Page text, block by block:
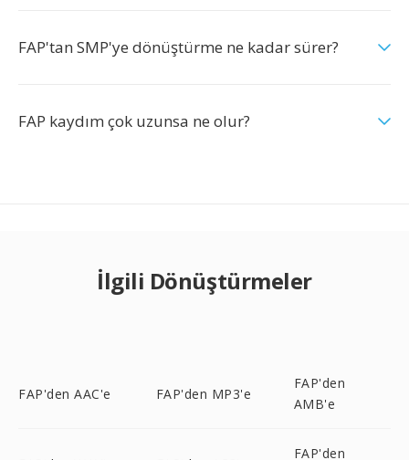
FAP'tan SMP'ye dönüştürme ne kadar sürer?
FAP kaydım çok uzunsa ne olur?
İlgili Dönüştürmeler
FAP'den AAC'e FAP'den MP3'e
FAP'den
AMB'e
FAP'den